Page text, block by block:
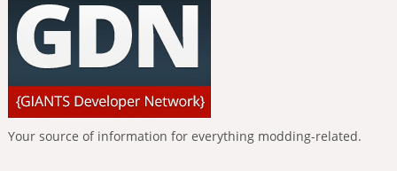
Your source of information for everything modding-related.